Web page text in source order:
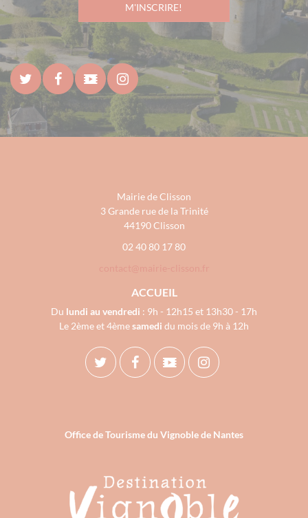
M'INSCRIRE!
Mairie de Clisson
3 Grande rue de la Trinité
44190 Clisson
02 40 80 17 80
ACCUEIL
Du lundi au vendredi : 9h - 12h15 et 13h30 - 17h
Le 2ème et 4èmesamedi du mois de 9h à 12h
Office de Tourisme du Vignoble de Nantes